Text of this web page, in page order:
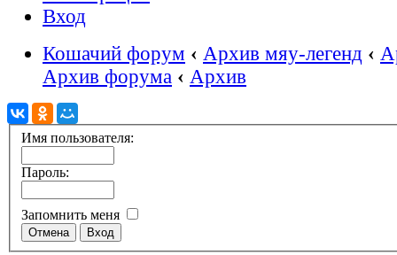
Вход
Кошачий форум ‹ Архив мяу-легенд ‹
Архив форума ‹ Архив
Имя пользователя:
Пароль:
Запомнить меня